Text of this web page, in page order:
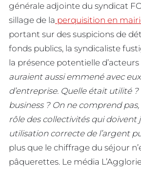
générale adjointe du syndicat
sillage de la perquisition en
portant sur des suspicions de
fonds publics, la syndicaliste
la présence potentielle d’acteurs
auraient aussi emmené avec
d’entreprise. Quelle était utilité
business ? On ne comprend pas,
rôle des collectivités qui doivent
utilisation correcte de l’argent
plus que le chiffrage du séjour
pâquerettes. Le média